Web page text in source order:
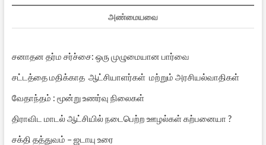
அண்மையவை
சனாதன தர்ம சர்ச்சை: ஒரு முழுமையான பார்வை
சட்டத்தை மதிக்காத ஆட்சியாளர்கள் மற்றும் அரசியல்வாதிகள்
வேதாந்தம் : மூன்று உணர்வு நிலைகள்
திராவிட மாடல் ஆட்சியில் நடைபெற்ற ஊழல்கள் கற்பனையா ?
சக்தி தத்துவம் – ஜடாயு உரை